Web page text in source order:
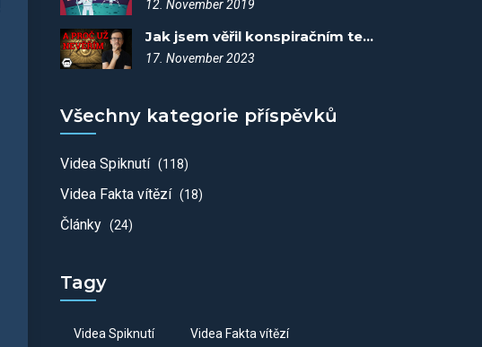
12. November 2019
Jak jsem věřil konspiračním teoriím - Spiknutí #55
17. November 2023
Všechny kategorie příspěvků
Videa Spiknutí (118)
Videa Fakta vítězí (18)
Články (24)
Tagy
Videa Spiknutí Videa Fakta vítězí